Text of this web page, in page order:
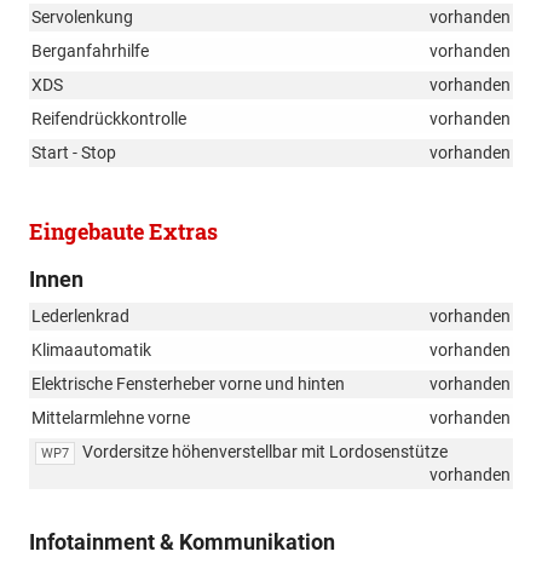
Servolenkung
vorhanden
Berganfahrhilfe
vorhanden
XDS
vorhanden
Reifendrückkontrolle
vorhanden
Start - Stop
vorhanden
Eingebaute Extras
Innen
Lederlenkrad
vorhanden
Klimaautomatik
vorhanden
Elektrische Fensterheber vorne und hinten
vorhanden
Mittelarmlehne vorne
vorhanden
WP7
Vordersitze höhenverstellbar mit Lordosenstütze
vorhanden
Infotainment & Kommunikation